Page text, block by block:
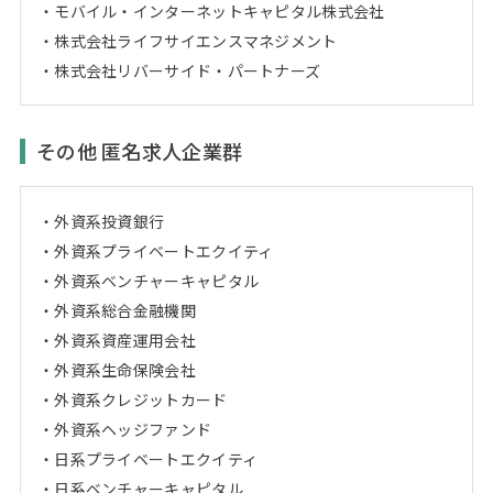
モバイル・インターネットキャピタル株式会社
株式会社ライフサイエンスマネジメント
株式会社リバーサイド・パートナーズ
その他 匿名求人企業群
外資系投資銀行
外資系プライベートエクイティ
外資系ベンチャーキャピタル
外資系総合金融機関
外資系資産運用会社
外資系生命保険会社
外資系クレジットカード
外資系ヘッジファンド
日系プライベートエクイティ
日系ベンチャーキャピタル